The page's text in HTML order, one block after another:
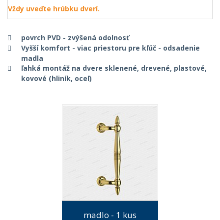
Vždy uveďte hrúbku dverí.
povrch PVD - zvýšená odolnosť
Vyšší komfort - viac priestoru pre kľúč - odsadenie
madla
ľahká montáž na dvere sklenené, drevené, plastové,
kovové (hliník, oceľ)
madlo - 1 kus